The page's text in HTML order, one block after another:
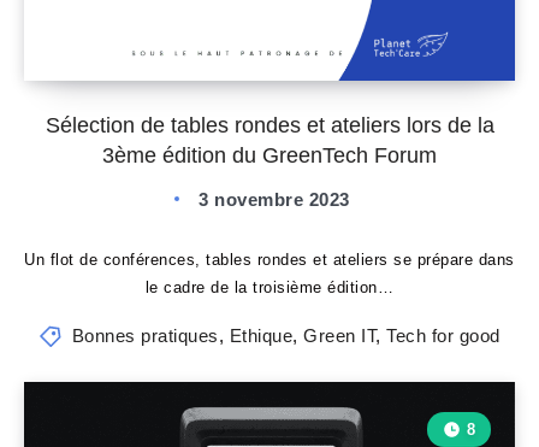
Sélection de tables rondes et ateliers lors de la
3ème édition du GreenTech Forum
3 novembre 2023
Un flot de conférences, tables rondes et ateliers se prépare dans
le cadre de la troisième édition…
Bonnes pratiques, Ethique,Green IT,Tech for good
8